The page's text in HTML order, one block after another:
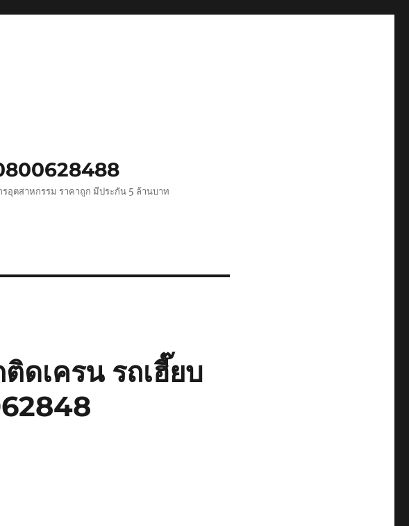
รอุตสาหกรรม ราคาถูก มีประกัน 5 ล้านบาท
ดเครน รถเฮี๊ยบ